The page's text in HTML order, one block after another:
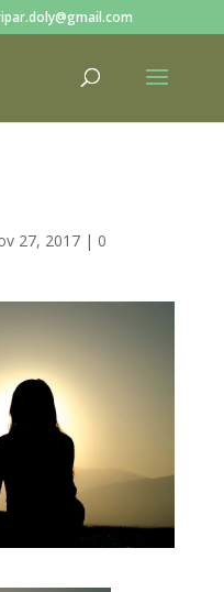
27, 2017| 0